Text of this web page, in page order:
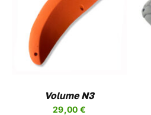
Volume N3
29,00 €
CHOIX DES OPTIONS
CE
PRODUIT
A
OPTIONS
PEUVENT
DETAILS